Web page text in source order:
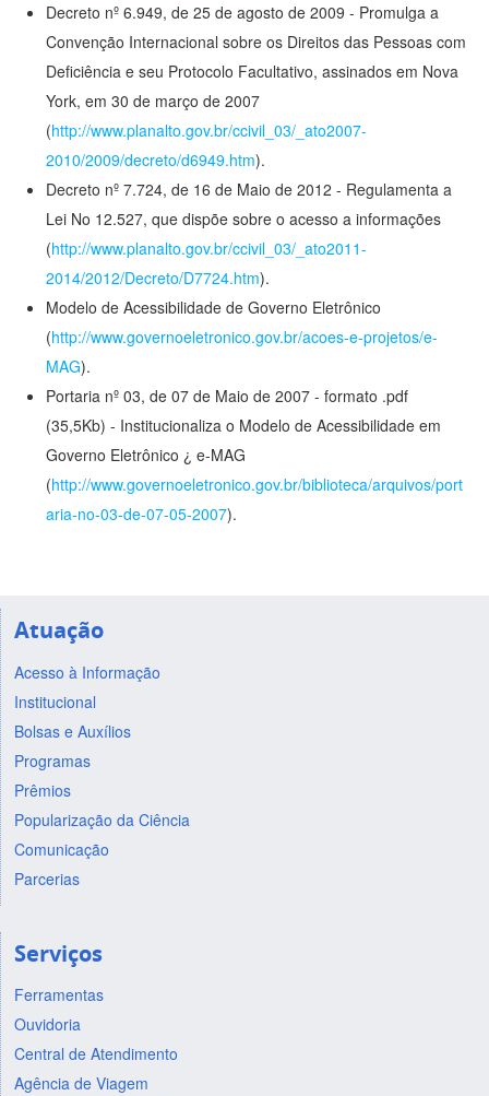
Decreto nº 6.949, de 25 de agosto de 2009 - Promulga a
Convenção Internacional sobre os Direitos das Pessoas com
Deficiência e seu Protocolo Facultativo, assinados em Nova
York, em 30 de março de 2007
(http://www.planalto.gov.br/ccivil_03/_ato2007-
2010/2009/decreto/d6949.htm).
Decreto nº 7.724, de 16 de Maio de 2012 - Regulamenta a
Lei No 12.527, que dispõe sobre o acesso a informações
(http://www.planalto.gov.br/ccivil_03/_ato2011-
2014/2012/Decreto/D7724.htm).
Modelo de Acessibilidade de Governo Eletrônico
(http://www.governoeletronico.gov.br/acoes-e-projetos/e-
MAG).
Portaria nº 03, de 07 de Maio de 2007 - formato .pdf
(35,5Kb) - Institucionaliza o Modelo de Acessibilidade em
Governo Eletrônico ¿ e-MAG
(http://www.governoeletronico.gov.br/biblioteca/arquivos/port
aria-no-03-de-07-05-2007).
Atuação
Acesso à Informação
Institucional
Bolsas e Auxílios
Programas
Prêmios
Popularização da Ciência
Comunicação
Parcerias
Serviços
Ferramentas
Ouvidoria
Central de Atendimento
Agência de Viagem